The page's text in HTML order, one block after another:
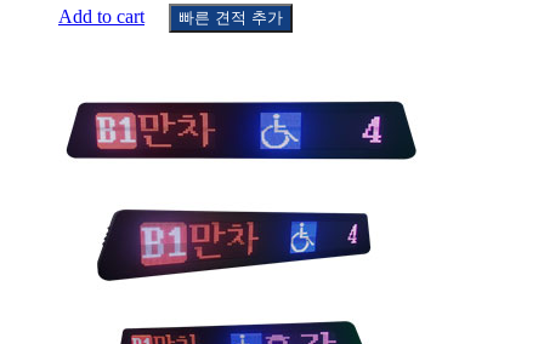
Add to cart 빠른 견적 추가